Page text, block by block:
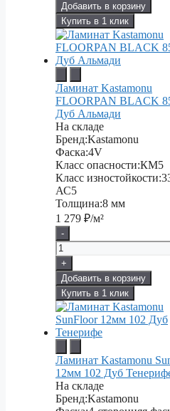
Добавить в корзину
Купить в 1 клик
Ламинат Kastamonu
FLOORPAN BLACK
Дуб Альмади
На складе
Бренд:Kastamonu
Фаска:4V
Класс опасности:КМ5
Класс изностойкости:
АС5
Толщина:8 мм
1 279 ₽/м²
-
+
Добавить в корзину
Купить в 1 клик
Ламинат Kastamonu
12мм 102 Дуб
На складе
Бренд:Kastamonu